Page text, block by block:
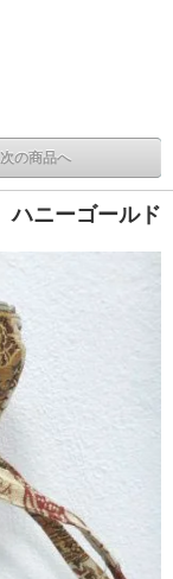
次の商品へ
ニーゴールド